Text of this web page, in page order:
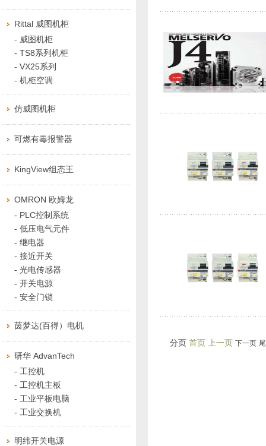
Rittal 威图机柜
- 威图机柜
- TS8系列机柜
- VX25系列
- 机柜空调
仿威图机柜
可燃有毒报警器
KingView组态王
OMRON 欧姆龙
- PLC控制系统
- 低压电气元件
- 继电器
- 接近开关
- 光电传感器
- 开关电源
- 安全门锁
茵梦达(百得）电机
研华 AdvanTech
- 工控机
- 工控机主板
- 工业平板电脑
- 工业交换机
明纬开关电源
分页 首页 上一页 下一页